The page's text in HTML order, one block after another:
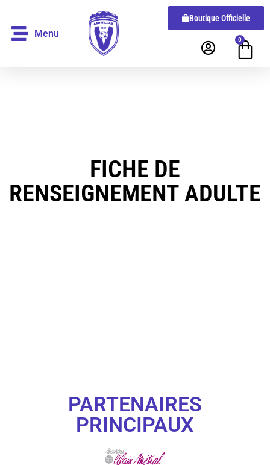
Menu
Boutique Officielle
0
FICHE DE
RENSEIGNEMENT ADULTE
PARTENAIRES
PRINCIPAUX